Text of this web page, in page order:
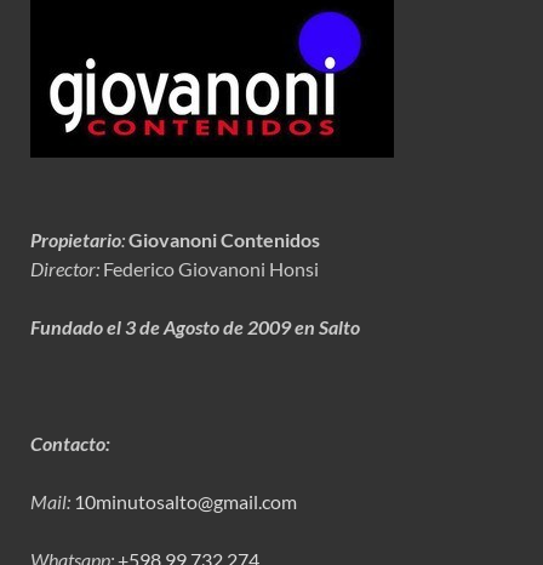
Propietario:Giovanoni Contenidos
Director: Federico Giovanoni Honsi
Fundado el 3 de Agosto de 2009 en Salto
Contacto:
Mail: 10minutosalto@gmail.com
Whatsapp:+598 99 732 274